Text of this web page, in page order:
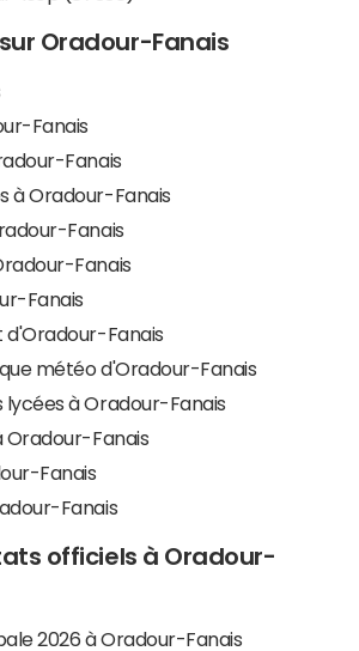
Oradour-Fanais
Fanais
Fanais
à Oradour-Fanais
Fanais
Fanais
Fanais
Fanais
météo d'Oradour-Fanais
lycées à Oradour-Fanais
Oradour-Fanais
Fanais
Fanais
officiels à Oradour-
2026 à Oradour-Fanais